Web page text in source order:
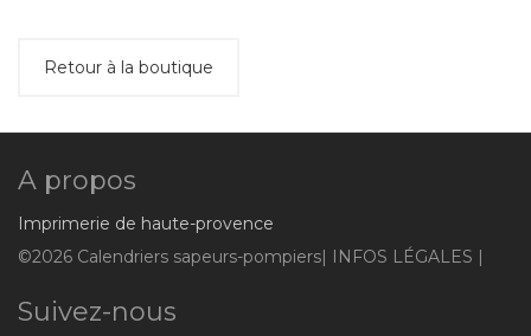
Retour à la boutique
A propos
Imprimerie de haute-provence
©2026 Calendriers sapeurs-pompiers| INFOS LÉGALES |
Suivez-nous